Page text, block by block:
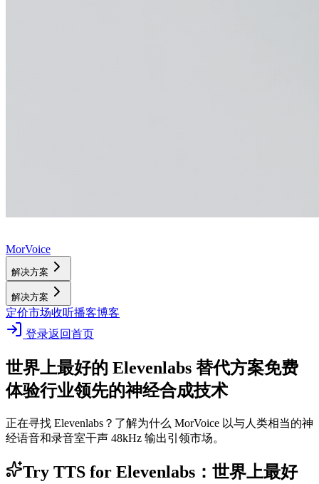
MorVoice
解决方案
解决方案
定价市场收听播客博客
登录返回首页
世界上最好的 Elevenlabs 替代方案免费
体验行业领先的神经合成技术
正在寻找 Elevenlabs？了解为什么 MorVoice 以与人类相当的神
经语音和录音室干声 48kHz 输出引领市场。
Try TTS for Elevenlabs：世界上最好